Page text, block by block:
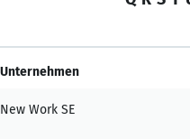
Unternehmen
New Work SE